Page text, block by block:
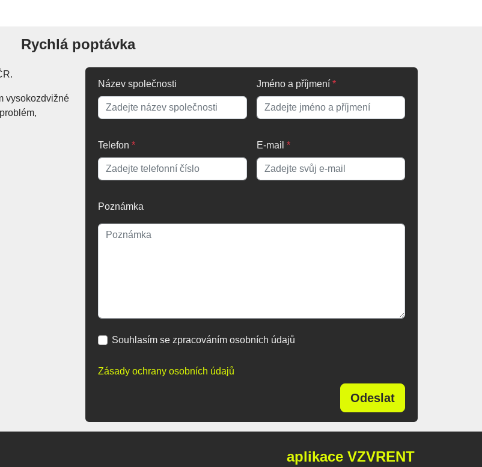
Rychlá poptávka
vysokozdvižné
Název společnosti Jméno a příjmení *
Telefon * E-mail *
Poznámka
Souhlasím se zpracováním osobních údajů
Zásady ochrany osobních údajů
Odeslat
aplikace VZVRENT